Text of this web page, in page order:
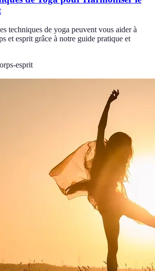
techniques de yoga peuvent vous aider à
et esprit grâce à notre guide pratique et
esprit